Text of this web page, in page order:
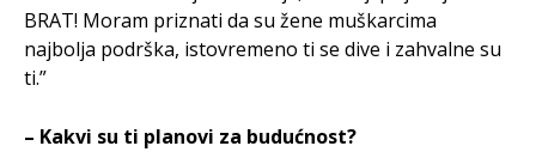
BRAT! Moram priznati da su žene muškarcima
najbolja podrška, istovremeno ti se dive i zahvalne su
ti.”
– Kakvi su ti planovi za budućnost?